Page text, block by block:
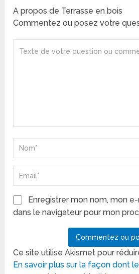
A propos de Terrasse en bois
Commentez ou posez votre
Enregistrer mon nom, mon
dans le navigateur pour mon
Ce site utilise Akismet pour
En savoir plus sur la façon dont